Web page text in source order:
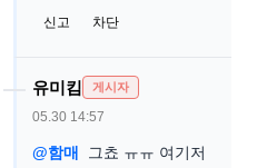
신고 차단
유미킴 게시자
05.30 14:57
@함매
그쵸 ㅠㅠ 여기저